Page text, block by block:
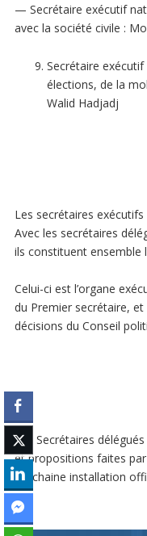
— Secrétaire exécutif
avec la société civile :
Secrétaire
élections, de la
Walid Hadjadj
Les secrétaires
Avec les secrétaires
ils constituent ensemble
Celui-ci est l’organe
du Premier secrétaire,
décisions du Conseil
Les Secrétaires
et propositions faites
prochaine installation